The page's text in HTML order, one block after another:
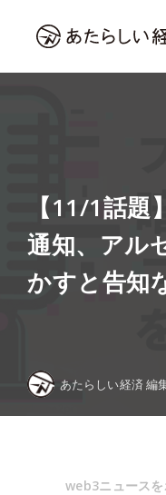
【11/1話
通知、アル
かすと告知
あたらしい経済 編
web3ニュースを